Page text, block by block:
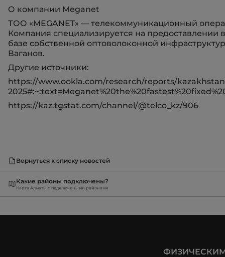
О компании Meganet
ТОО «MEGANET» — телекоммуникационный
Компания специализируется на предоставлении
базе собственной оптоволоконной
Ваганов.
Другие источники:
https://www.ookla.com/research/reports/
https://kaz.tgstat.com/channel/@telco_kz/906
Вернуться к списку новостей
Какие районы подключены?
Карта Алматы с подключеными районами